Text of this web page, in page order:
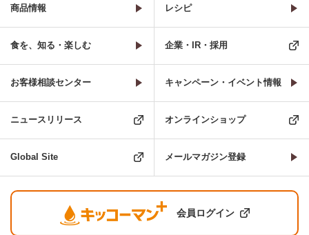
商品情報 レシピ
食を、知る・楽しむ 企業・IR・採用
お客様相談センター キャンペーン・イベント情報
ニュースリリース オンラインショップ
Global Site メールマガジン登録
会員ログイン